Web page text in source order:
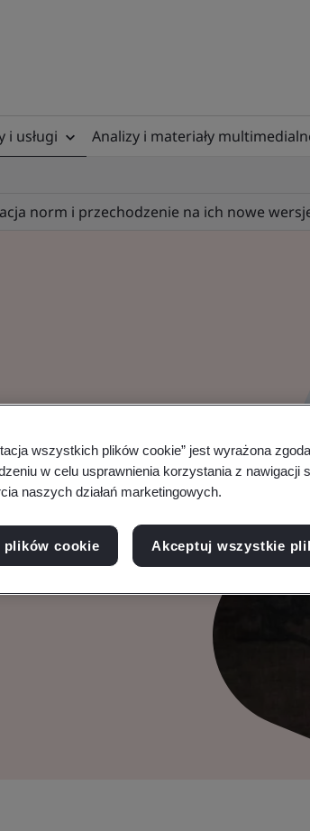
i usługi Analizy i materiały
norm i przechodzenie na ich nowe
wszystkich plików cookie” jest wyrażona
w celu usprawnienia korzystania z nawigacji
naszych działań marketingowych.
plików cookie Akceptuj wszystkie